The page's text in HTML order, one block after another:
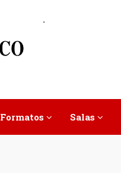
.
Formatos Salas